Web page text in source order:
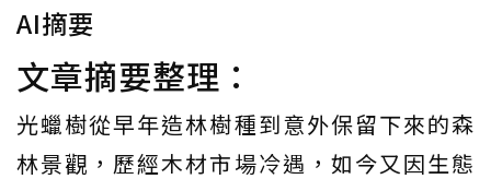
AI摘要
文章摘要整理：
光蠟樹從早年造林樹種到意外保留下來的森
林景觀，歷經木材市場冷遇，如今又因生態